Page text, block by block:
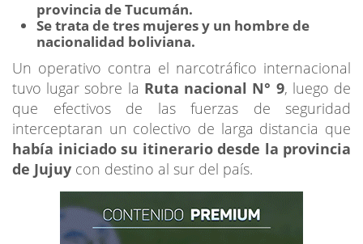
provincia de Tucumán.
Se trata de tres mujeres y un hombre de
nacionalidad boliviana.
Un operativo contra el narcotráfico internacional
tuvo lugar sobre la Ruta nacional N° 9, luego de
que efectivos de las fuerzas de seguridad
interceptaran un colectivo de larga distancia que
había iniciado su itinerario desde la provincia
de Jujuy con destino al sur del país.